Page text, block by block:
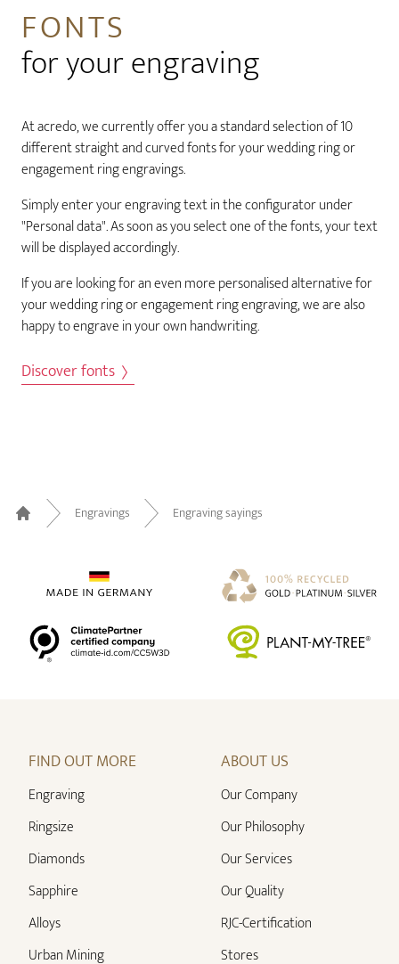
FONTS
for your engraving
At acredo, we currently offer you a standard selection of 10
different straight and curved fonts for your wedding ring or
engagement ring engravings.
Simply enter your engraving text in the configurator under
"Personal data". As soon as you select one of the fonts, your text
will be displayed accordingly.
If you are looking for an even more personalised alternative for
your wedding ring or engagement ring engraving, we are also
happy to engrave in your own handwriting.
Discover fonts
Home
Engravings Engraving sayings
FIND OUT MORE
Engraving
Ringsize
Diamonds
Sapphire
Alloys
Urban Mining
ABOUT US
Our Company
Our Philosophy
Our Services
Our Quality
RJC-Certification
Stores